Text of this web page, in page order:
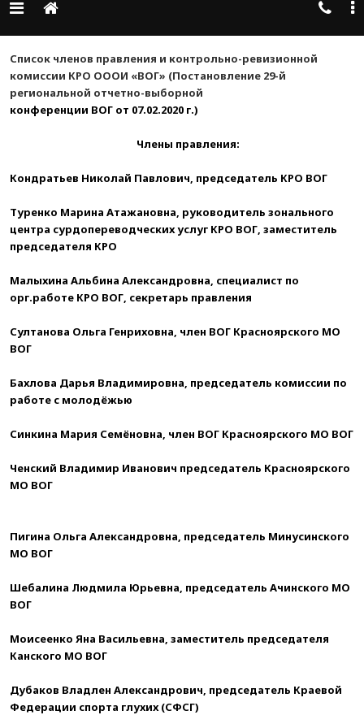
Список членов правления и контрольно-ревизионной
комиссии КРО ОООИ «ВОГ» (Постановление 29-й
региональной отчетно-выборной
конференции ВОГ от 07.02.2020 г.)
Члены правления:
Кондратьев Николай Павлович, председатель КРО ВОГ
Туренко Марина Атажановна, руководитель зонального
центра сурдопереводческих услуг КРО ВОГ, заместитель
председателя КРО
Малыхина Альбина Александровна, специалист по
орг.работе КРО ВОГ, секретарь правления
Султанова Ольга Генриховна, член ВОГ Красноярского МО
ВОГ
Бахлова Дарья Владимировна, председатель комиссии по
работе с молодёжью
Синкина Мария Семёновна, член ВОГ Красноярского МО ВОГ
Ченский Владимир Иванович председатель Красноярского
МО ВОГ
Пигина Ольга Александровна, председатель Минусинского
МО ВОГ
Шебалина Людмила Юрьевна, председатель Ачинского МО
ВОГ
Моисеенко Яна Васильевна, заместитель председателя
Канского МО ВОГ
Дубаков Владлен Александрович, председатель Краевой
Федерации спорта глухих (СФСГ)